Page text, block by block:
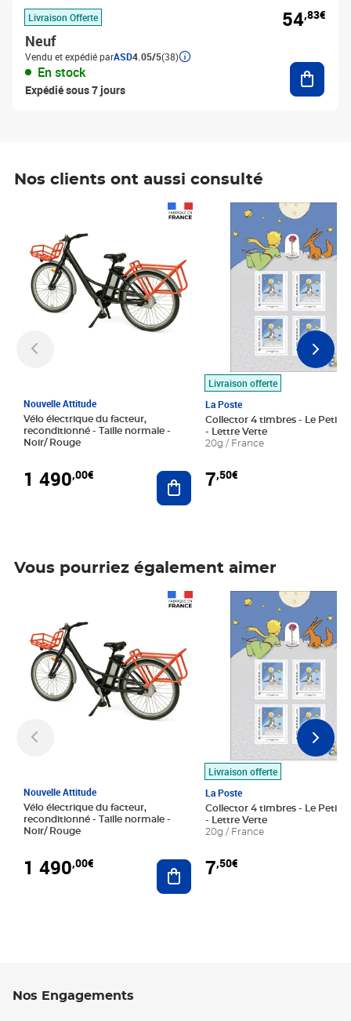
Livraison Offerte
Neuf
Vendu et expédié parASD4.05/5(38)
En stock
Expédié sous 7 jours
54,83€
Nos clients ont aussi consulté
Nouvelle Attitude
Vélo électrique du facteur,
reconditionné - Taille normale -
Noir/ Rouge
1 490,00€ Ajouter au panier
Livraison offerte
La Poste
Collector 4 timbres - Le Petit
- Lettre Verte
20g / France
7,50€
Prix 7,50€
Vous pourriez également aimer
Nouvelle Attitude
Vélo électrique du facteur,
reconditionné - Taille normale -
Noir/ Rouge
1 490,00€ Ajouter au panier
Livraison offerte
La Poste
Collector 4 timbres - Le Petit
- Lettre Verte
20g / France
7,50€
Prix 7,50€
Nos Engagements